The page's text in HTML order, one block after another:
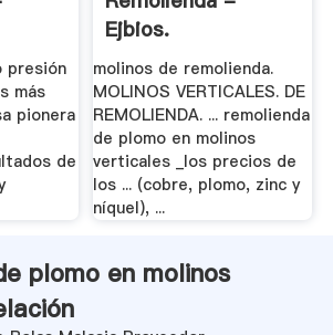
presión
más
pionera
de
Ejbios.
molinos de remolienda.
MOLINOS VERTICALES. DE
REMOLIENDA. ... remolienda
de plomo en molinos
verticales _los precios de
los ... (cobre, plomo, zinc y
níquel), ...
plomo en molinos